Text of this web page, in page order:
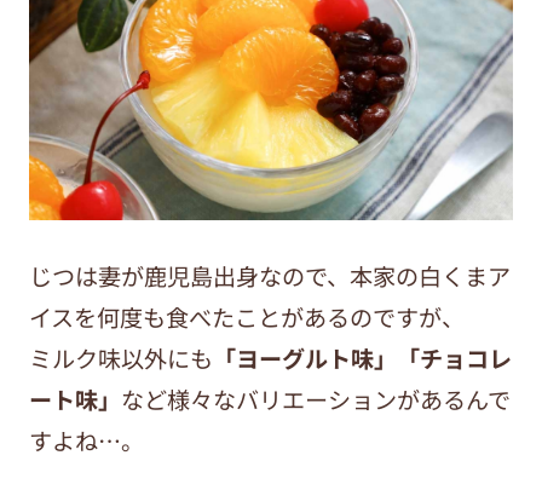
じつは妻が鹿児島出身なので、本家の白くまア
イスを何度も食べたことがあるのですが、
ミルク味以外にも 「ヨーグルト味」「チョコレ
ート味」 など様々なバリエーションがあるんで
すよね…。